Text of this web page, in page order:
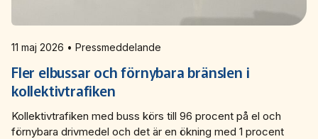
11 maj 2026 • Pressmeddelande
Fler elbussar och förnybara bränslen i
kollektivtrafiken
Kollektivtrafiken med buss körs till 96 procent på el och
förnybara drivmedel och det är en ökning med 1 procent